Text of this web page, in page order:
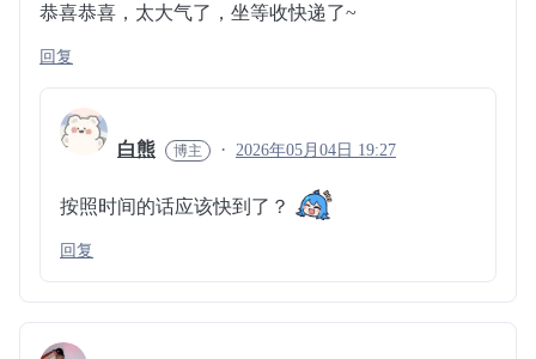
恭喜恭喜，太大气了，坐等收快递了~
回复
白熊 2026年05月04日 19:27
按照时间的话应该快到了？
回复